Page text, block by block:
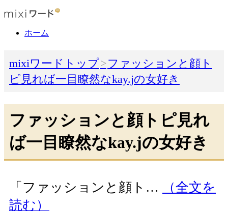
ホーム
mixiワードトップ
ファッションと顔ト
ピ見れば一目瞭然なkay.jの女好き
ファッションと顔トピ見れ
ば一目瞭然なkay.jの女好き
「ファッションと顔ト…
（全文を
読む）